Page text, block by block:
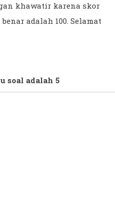
khawatir karena skor
adalah 100. Selamat
soal adalah 5